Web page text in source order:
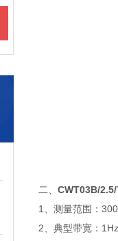
二、CWT03B/
1、测量范围：
2、典型带宽：